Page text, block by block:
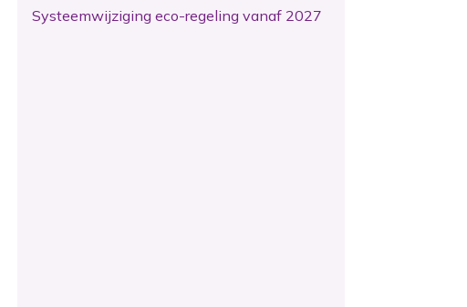
Systeemwijziging eco-regeling vanaf 2027